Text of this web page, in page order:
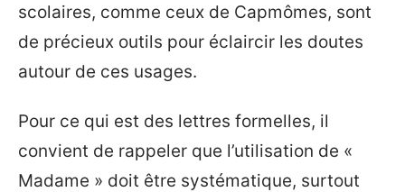
scolaires, comme ceux de Capmômes, sont
de précieux outils pour éclaircir les doutes
autour de ces usages.
Pour ce qui est des lettres formelles, il
convient de rappeler que l’utilisation de «
Madame » doit être systématique, surtout